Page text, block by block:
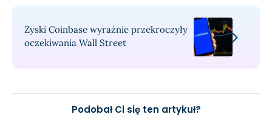
Zyski Coinbase wyraźnie przekroczyły
oczekiwania Wall Street
Podobał Ci się ten artykuł?